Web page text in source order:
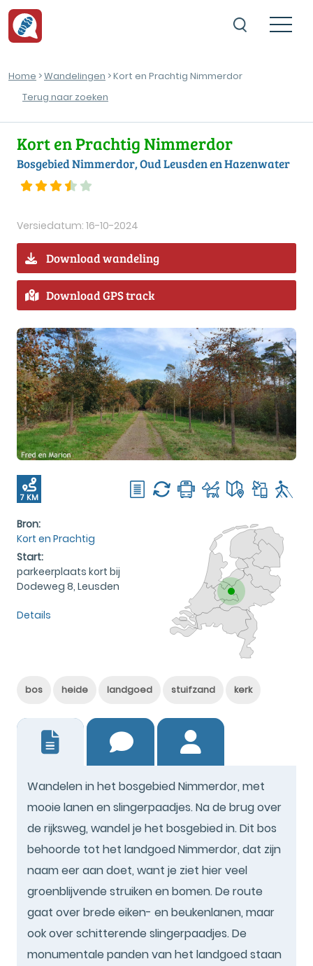
Home >Wandelingen > Kort en Prachtig Nimmerdor
Terug naar zoeken
Kort en Prachtig Nimmerdor
Bosgebied Nimmerdor, Oud Leusden en Hazenwater
Versiedatum: 16-10-2024
Download wandeling
Download GPS track
7 KM
Bron:
Kort en Prachtig
Start:
parkeerplaats kort bij
Dodeweg 8, Leusden
Details
bos heide landgoed stuifzand kerk
Wandelen in het bosgebied Nimmerdor, met
mooie lanen en slingerpaadjes. Na de brug over
de rijksweg, wandel je het bosgebied in. Dit bos
behoorde tot het landgoed Nimmerdor, dat zijn
naam eer aan doet, want je ziet hier veel
groenblijvende struiken en bomen. De route
gaat over brede eiken- en beukenlanen, maar
ook over schitterende slingerpaadjes. De
monumentale panden van het landgoed staan